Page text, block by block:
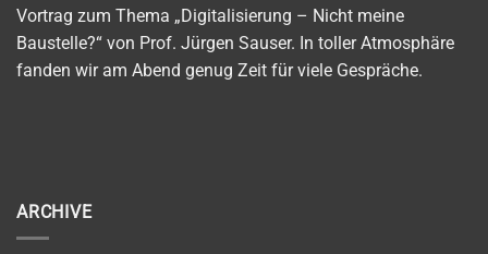
Vortrag zum Thema „Digitalisierung – Nicht meine
Baustelle?“ von Prof. Jürgen Sauser. In toller Atmosphäre
fanden wir am Abend genug Zeit für viele Gespräche.
ARCHIVE